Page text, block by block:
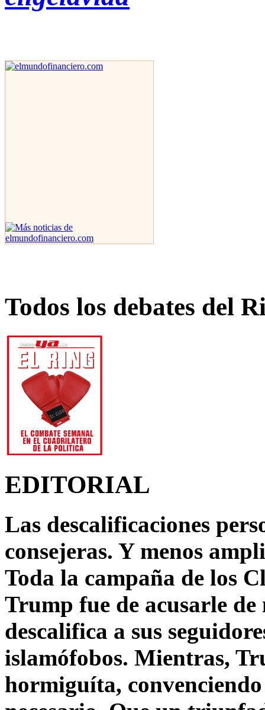
Todos los debates del
EDITORIAL
Las descalificaciones
consejeras. Y menos
Toda la campaña de los
Trump fue de acusarle
descalifica a sus
islamófobos. Mientras,
hormiguíta,